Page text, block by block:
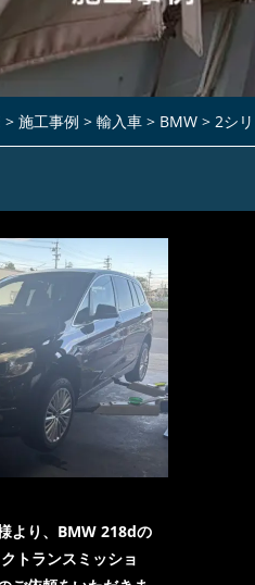
> 施工事例 > 輸入車 > BMW > 2シ
より、BMW 218dの
トランスミッショ